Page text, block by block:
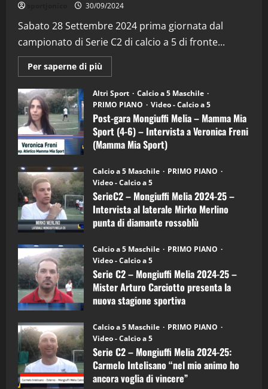
30/09/2024
Sabato 28 Settembre 2024 prima giornata dal
campionato di Serie C2 di calcio a 5 di fronte...
Per saperne di più
informazioni
Post-
gara
Mongiuffi
Melia
–
Mamma
Mia
Sport
6)
–
Intervista
a
mister
Arturo
Carciotto
(Mongiuffi
Altri Sport
Calcio a 5 Maschile
PRIMO PIANO
Video - Calcio a 5
Post-gara Mongiuffi Melia – Mamma Mia
Sport (4-6) – Intervista a Veronica Freni
(Mamma Mia Sport)
Calcio a 5 Maschile
PRIMO PIANO
Video - Calcio a 5
SerieC2 – Mongiuffi Melia 2024-25 –
Intervista al laterale Mirko Merlino
punta di diamante rossoblù
Calcio a 5 Maschile
PRIMO PIANO
Video - Calcio a 5
Serie C2 – Mongiuffi Melia 2024-25 –
Mister Arturo Carciotto presenta la
nuova stagione sportiva
Calcio a 5 Maschile
PRIMO PIANO
Video - Calcio a 5
Serie C2 – Mongiuffi Melia 2024-25:
Carmelo Intelisano “nel mio animo ho
ancora voglia di vincere”
2
“SportEmpire” in Podcast: 29^ Puntata
(Martedi 28 Aprile 2026)
28/04/2026
3
"SportEmpire" in Podcast
“SportEmpire” in Podcast: 28^ Puntata
(Martedi 21 Aprile 2026)
21/04/2026
4
“SportEmpire” in Podcast: 27^ Puntata
(Martedi 14 Aprile 2026)
15/04/2026
5
“SportEmpire” in Podcast: 26^ Puntata
(Martedi 07 Aprile 2026)
08/04/2026
1
“SportEmpire” in Podcast: 30^ Puntata
(Martedi 05 Maggio 2026)
08/05/2026